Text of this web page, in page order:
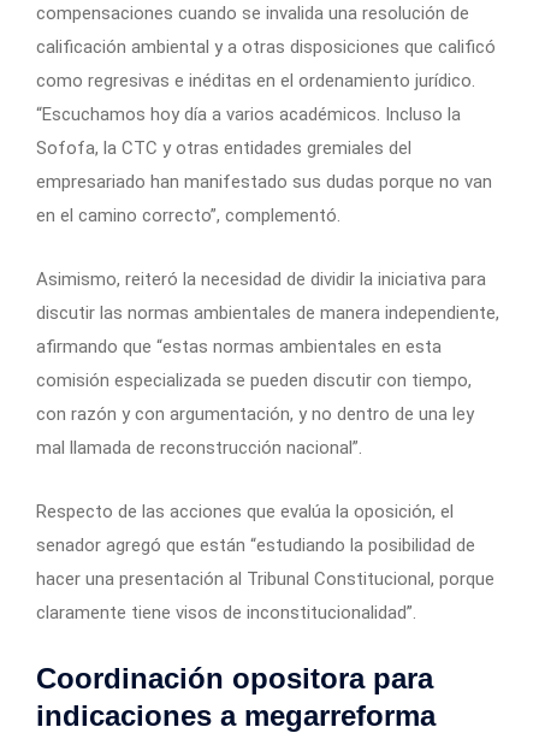
compensaciones cuando se invalida una resolución de
calificación ambiental y a otras disposiciones que calificó
como regresivas e inéditas en el ordenamiento jurídico.
“Escuchamos hoy día a varios académicos. Incluso la
Sofofa, la CTC y otras entidades gremiales del
empresariado han manifestado sus dudas porque no van
en el camino correcto”, complementó.
Asimismo, reiteró la necesidad de dividir la iniciativa para
discutir las normas ambientales de manera independiente,
afirmando que “estas normas ambientales en esta
comisión especializada se pueden discutir con tiempo,
con razón y con argumentación, y no dentro de una ley
mal llamada de reconstrucción nacional”.
Respecto de las acciones que evalúa la oposición, el
senador agregó que están “estudiando la posibilidad de
hacer una presentación al Tribunal Constitucional, porque
claramente tiene visos de inconstitucionalidad”.
Coordinación opositora para
indicaciones a megarreforma